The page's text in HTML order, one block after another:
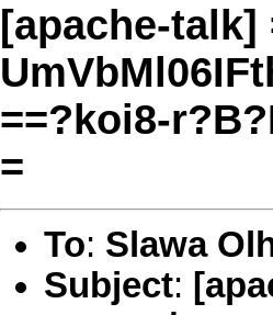
[apache-
==?koi8-
=
To: Slawa
Subject: